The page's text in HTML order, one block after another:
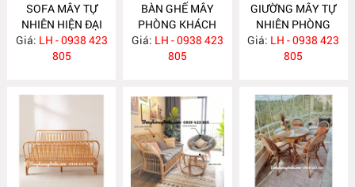
SOFA MÂY TỰ
NHIÊN HIỆN ĐẠI
MA586
Giá: LH - 0938 423
805
BÀN GHẾ MÂY
PHÒNG KHÁCH
NHỎ GỌN MA585
Giá: LH - 0938 423
805
GIƯỜNG MÂY TỰ
NHIÊN PHÒNG
NGỦ MA584
Giá: LH - 0938 423
805